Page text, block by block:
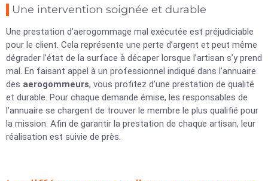
Une intervention soignée et durable
Une prestation d’aerogommage mal exécutée est préjudiciable
pour le client. Cela représente une perte d’argent et peut même
dégrader l’état de la surface à décaper lorsque l’artisan s’y prend
mal. En faisant appel à un professionnel indiqué dans l’annuaire
des aerogommeurs, vous profitez d’une prestation de qualité
et durable. Pour chaque demande émise, les responsables de
l’annuaire se chargent de trouver le membre le plus qualifié pour
la mission. Afin de garantir la prestation de chaque artisan, leur
réalisation est suivie de près.